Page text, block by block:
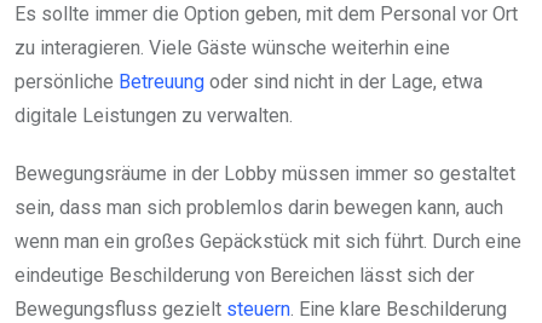
Es sollte immer die Option geben, mit dem Personal vor Ort
zu interagieren. Viele Gäste wünsche weiterhin eine
persönliche Betreuung oder sind nicht in der Lage, etwa
digitale Leistungen zu verwalten.
Bewegungsräume in der Lobby müssen immer so gestaltet
sein, dass man sich problemlos darin bewegen kann, auch
wenn man ein großes Gepäckstück mit sich führt. Durch eine
eindeutige Beschilderung von Bereichen lässt sich der
Bewegungsfluss gezielt steuern. Eine klare Beschilderung